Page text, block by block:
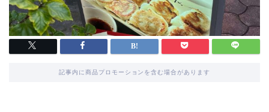
記事内に商品プロモーションを含む場合があります